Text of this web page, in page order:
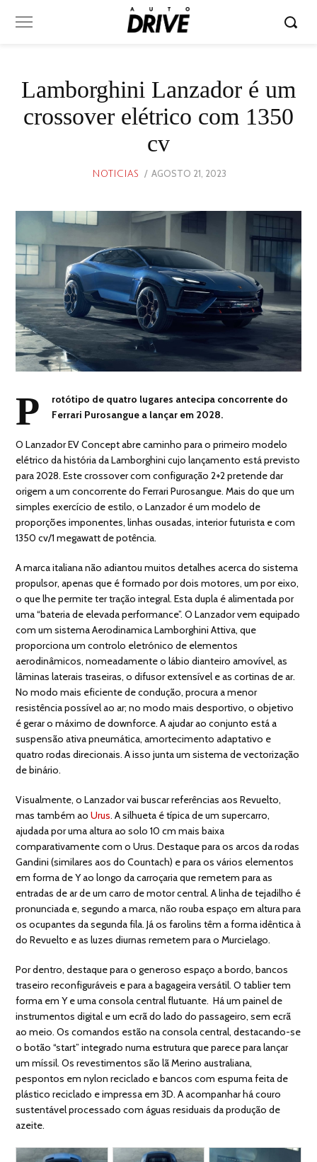
Lamborghini Lanzador é um
crossover elétrico com 1350
cv
NOTICIAS
POSTED
AGOSTO 21, 2023
P
rotótipo de quatro lugares antecipa concorrente do
Ferrari Purosangue a lançar em 2028.
O Lanzador EV Concept abre caminho para o primeiro modelo
elétrico da história da Lamborghini cujo lançamento está previsto
para 2028. Este crossover com configuração 2+2 pretende dar
origem a um concorrente do Ferrari Purosangue. Mais do que um
simples exercício de estilo, o Lanzador é um modelo de
proporções imponentes, linhas ousadas, interior futurista e com
1350 cv/1 megawatt de potência.
A marca italiana não adiantou muitos detalhes acerca do sistema
propulsor, apenas que é formado por dois motores, um por eixo,
o que lhe permite ter tração integral. Esta dupla é alimentada por
uma “bateria de elevada performance”. O Lanzador vem equipado
com um sistema Aerodinamica Lamborghini Attiva, que
proporciona um controlo eletrónico de elementos
aerodinâmicos, nomeadamente o lábio dianteiro amovível, as
lâminas laterais traseiras, o difusor extensível e as cortinas de ar.
No modo mais eficiente de condução, procura a menor
resistência possível ao ar; no modo mais desportivo, o objetivo
é gerar o máximo de downforce. A ajudar ao conjunto está a
suspensão ativa pneumática, amortecimento adaptativo e
quatro rodas direcionais. A isso junta um sistema de vectorização
de binário.
Visualmente, o Lanzador vai buscar referências aos Revuelto,
mas também aoUrus. A silhueta é típica de um supercarro,
ajudada por uma altura ao solo 10 cm mais baixa
comparativamente com o Urus. Destaque para os arcos da rodas
Gandini (similares aos do Countach) e para os vários elementos
em forma de Y ao longo da carroçaria que remetem para as
entradas de ar de um carro de motor central. A linha de tejadilho é
pronunciada e, segundo a marca, não rouba espaço em altura para
os ocupantes da segunda fila. Já os farolins têm a forma idêntica à
do Revuelto e as luzes diurnas remetem para o Murcielago.
Por dentro, destaque para o generoso espaço a bordo, bancos
traseiro reconfiguráveis e para a bagageira versátil. O tablier tem
forma em Y e uma consola central flutuante. Há um painel de
instrumentos digital e um ecrã do lado do passageiro, sem ecrã
ao meio. Os comandos estão na consola central, destacando-se
o botão “start” integrado numa estrutura que parece para lançar
um míssil. Os revestimentos são lã Merino australiana,
pespontos em nylon reciclado e bancos com espuma feita de
plástico reciclado e impressa em 3D. A acompanhar há couro
sustentável processado com águas residuais da produção de
azeite.